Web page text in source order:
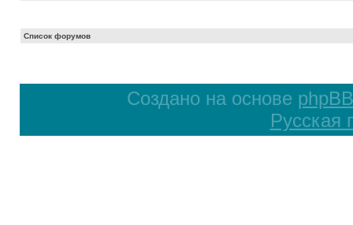
Список форумов
Создано на основе phpBB
Русская